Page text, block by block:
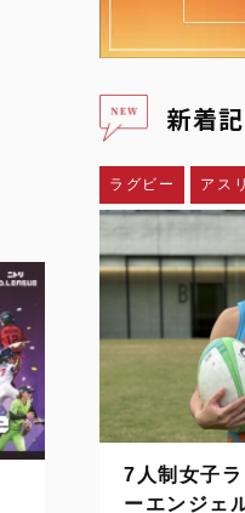
新着
ラグビー アス
7人制女子
ーエンジェ